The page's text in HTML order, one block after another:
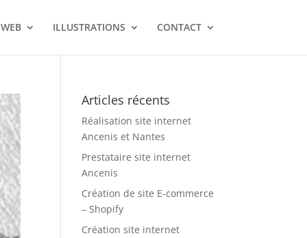
ILLUSTRATIONS CONTACT
Articles récents
Réalisation site internet
Ancenis et Nantes
Prestataire site internet
Ancenis
Création de site E-commerce
– Shopify
Création site internet